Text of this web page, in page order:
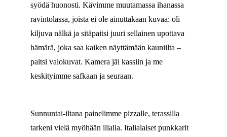
syödä huonosti. Kävimme muutamassa ihanassa
ravintolassa, joista ei ole ainuttakaan kuvaa: oli
kiljuva nälkä ja sitäpaitsi juuri sellainen upottava
hämärä, joka saa kaiken näyttämään kauniilta –
paitsi valokuvat. Kamera jäi kassiin ja me
keskityimme safkaan ja seuraan.
Sunnuntai-iltana painelimme pizzalle, terassilla
tarkeni vielä myöhään illalla. Italialaiset punkkarit